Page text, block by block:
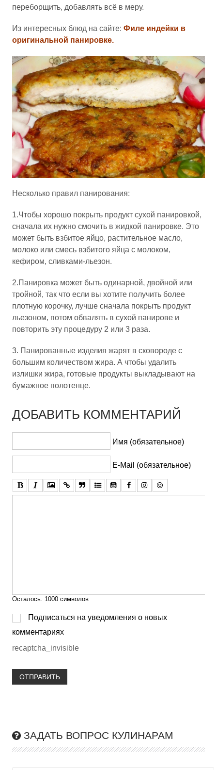
переборщить, добавлять всё в меру.
Из интересных блюд на сайте: Филе индейки в
оригинальной панировке.
Несколько правил панирования:
1.Чтобы хорошо покрыть продукт сухой панировкой,
сначала их нужно смочить в жидкой панировке. Это
может быть взбитое яйцо, растительное масло,
молоко или смесь взбитого яйца с молоком,
кефиром, сливками-льезон.
2.Панировка может быть одинарной, двойной или
тройной, так что если вы хотите получить более
плотную корочку, лучше сначала покрыть продукт
льезоном, потом обвалять в сухой панирове и
повторить эту процедуру 2 или 3 раза.
3. Панированные изделия жарят в сковороде с
большим количеством жира. А чтобы удалить
излишки жира, готовые продукты выкладывают на
бумажное полотенце.
ДОБАВИТЬ КОММЕНТАРИЙ
Имя (обязательное)
E-Mail (обязательное)
Осталось: 1000 символов
Подписаться на уведомления о новых
комментариях
recaptcha_invisible
ОТПРАВИТЬ
ЗАДАТЬ ВОПРОС КУЛИНАРАМ